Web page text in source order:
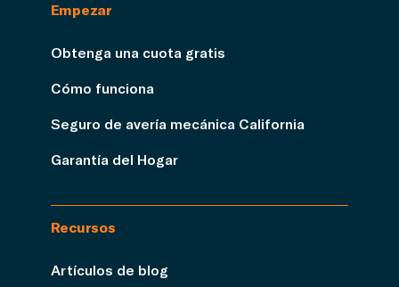
Empezar
Obtenga una cuota gratis
Cómo funciona
Seguro de avería mecánica California
Garantía del Hogar
Recursos
Artículos de blog